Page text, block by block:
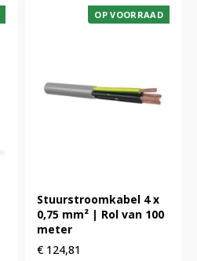
OP VOORRAAD
Stuurstroomkabel 4 x
0,75 mm² | Rol van 100
meter
€ 124,81